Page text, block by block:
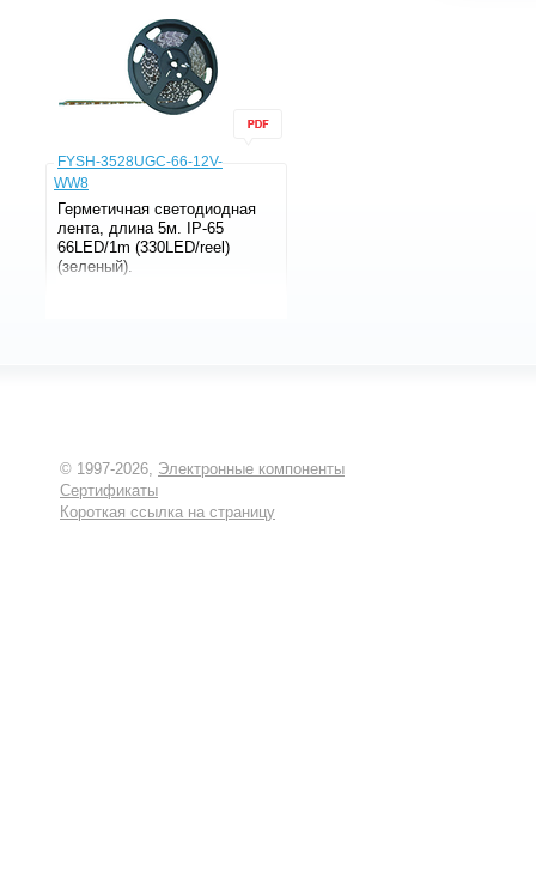
FYSH-3528UGC-66-12V-
WW8
Герметичная светодиодная
лента, длина 5м. IP-65
66LED/1m (330LED/reel)
(зеленый).
© 1997-2026, Электронные компоненты
Сертификаты
Короткая ссылка на страницу